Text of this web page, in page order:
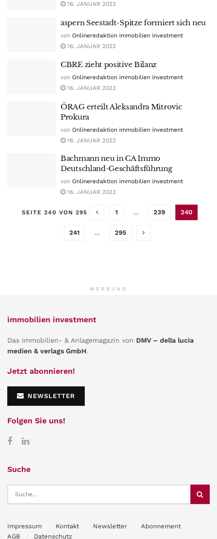
16. JANUAR 2023
aspern Seestadt-Spitze formiert sich neu
von Onlineredaktion immobilien investment
16. JANUAR 2023
CBRE zieht positive Bilanz
von Onlineredaktion immobilien investment
16. JANUAR 2023
ÖRAG erteilt Aleksandra Mitrovic
Prokura
von Onlineredaktion immobilien investment
16. JANUAR 2023
Bachmann neu in CA Immo
Deutschland-Geschäftsführung
von Onlineredaktion immobilien investment
16. JANUAR 2023
SEITE 240 VON 295 1 … 239 240
241 … 295
WERBUNG
immobilien investment
Das Immobilien- & Anlagemagazin von DMV – della lucia
medien & verlags GmbH.
Jetzt abonnieren!
NEWSLETTER
Folgen Sie uns!
Suche
Impressum Kontakt Newsletter
Abonnement
AGB
Datenschutz